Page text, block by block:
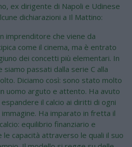
ex dirigente di Napoli e Udinese
dichiarazioni a Il Mattino:
imprenditore che viene da
come il cinema, ma è entrato
dei concetti più elementari. In
siamo passati dalla serie C alla
Diciamo così: sono stato molto
uomo arguto e attento. Ha avuto
il calcio ai diritti di ogni
Ha imparato in fretta il
equilibrio finanziario e
le capacità attraverso le quali il suo